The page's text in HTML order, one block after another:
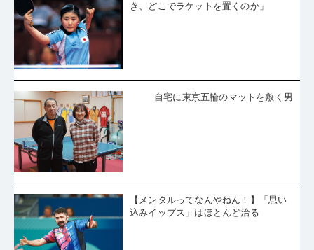
き、どこでラケットを置くのか」
自宅に東京五輪のマットを敷く男
【メンタルってなんやねん！】「思い
込みイップス」はほとんど治る